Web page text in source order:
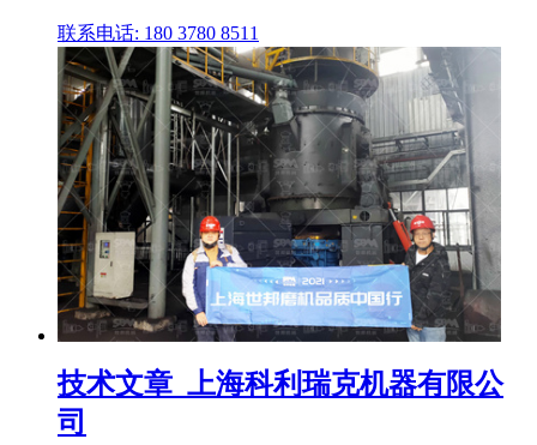
联系电话: 180 3780 8511
技术文章_上海科利瑞克机器有限公
司